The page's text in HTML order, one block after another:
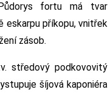
fortu má tvar
eskarpu příkopu, vnitřek
zásob.
středový podkovovitý
šíjová kaponiéra